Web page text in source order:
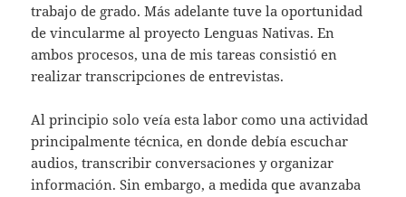
trabajo de grado. Más adelante tuve la oportunidad
de vincularme al proyecto Lenguas Nativas. En
ambos procesos, una de mis tareas consistió en
realizar transcripciones de entrevistas.
Al principio solo veía esta labor como una actividad
principalmente técnica, en donde debía escuchar
audios, transcribir conversaciones y organizar
información. Sin embargo, a medida que avanzaba